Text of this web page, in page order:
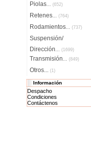
Piolas... (652)
Retenes... (764)
Rodamientos... (737)
Suspensión/
Dirección... (1699)
Transmisión... (849)
Otros... (1)
Información
Despacho
Condiciones
Contáctenos